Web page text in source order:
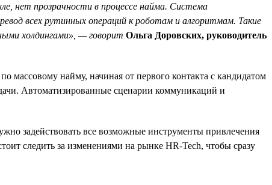
нет прозрачности в процессе найма. Система
всех рутинных операций к роботам и алгоритмам. Такие
холдингами», — говорит Ольга Доровских, руководитель
массовому найму, начиная от первого контакта с кандидатом
Автоматизированные сценарии коммуникаций и
задействовать все возможные инструменты привлечения
следить за изменениями на рынке HR-Tech, чтобы сразу